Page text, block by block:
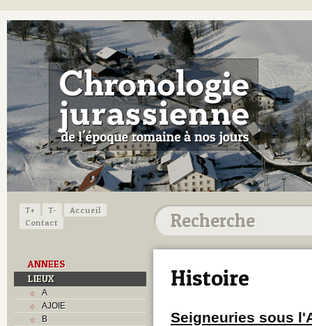
T+ T-
Accueil
Contact
ANNEES
LIEUX
A
AJOIE
B
Histoire
Seigneuries sous